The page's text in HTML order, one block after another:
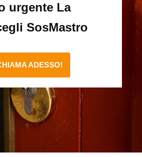
urgente La
SosMastro
ADESSO!